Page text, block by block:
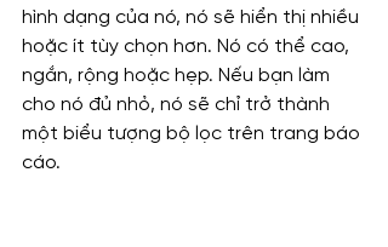
hình dạng của nó, nó sẽ hiển thị nhiều
hoặc ít tùy chọn hơn. Nó có thể cao,
ngắn, rộng hoặc hẹp. Nếu bạn làm
cho nó đủ nhỏ, nó sẽ chỉ trở thành
một biểu tượng bộ lọc trên trang báo
cáo.